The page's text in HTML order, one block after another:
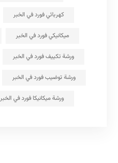
كهربائي فورد في الخبر
ميكانيكي فورد في الخبر
ورشة تكييف فورد في الخبر
ورشة توضيب فورد في الخبر
ورشة ميكانيكا فورد في الخبر